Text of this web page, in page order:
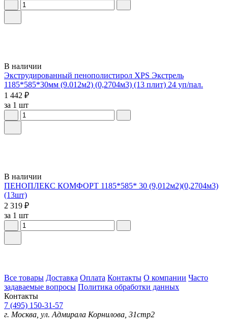
В наличии
Экструдированный пенополистирол XPS Экстрель
1185*585*30мм (9.012м2) (0,2704м3) (13 плит) 24 уп/пал.
1 442 ₽
за 1 шт
В наличии
ПЕНОПЛЕКС КОМФОРТ 1185*585* 30 (9,012м2)(0,2704м3)
(13шт)
2 319 ₽
за 1 шт
Все товары Доставка Оплата Контакты О компании Часто
задаваемые вопросы Политика обработки данных
Контакты
7 (495) 150-31-57
г. Москва, ул. Адмирала Корнилова, 31стр2